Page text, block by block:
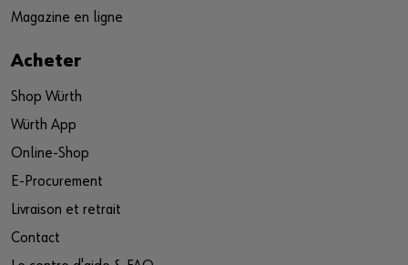
Magazine en ligne
Acheter
Shop Würth
Würth App
Online-Shop
E-Procurement
Livraison et retrait
Contact